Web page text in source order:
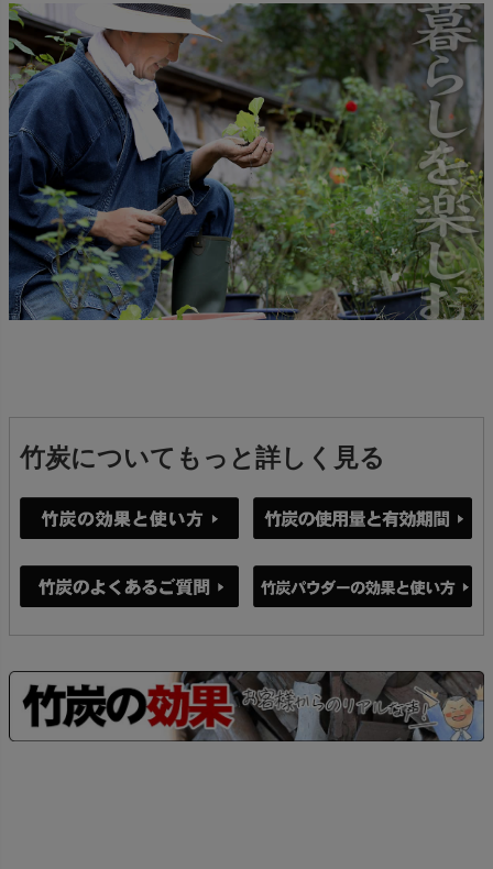
竹炭についてもっと詳しく見る